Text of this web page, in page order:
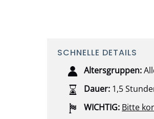
SCHNELLE DETAILS
Altersgruppen:
Dauer: 1,5
WICHTIG: Bitte